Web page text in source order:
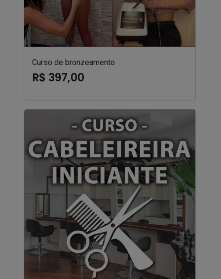
Curso de bronzeamento
R$ 397,00